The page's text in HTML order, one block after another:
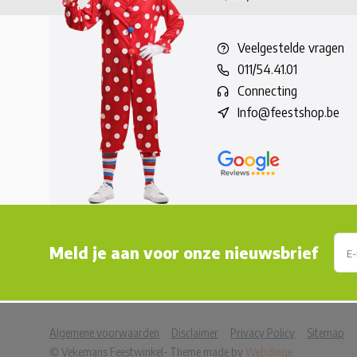
Veelgestelde vragen
011/54.41.01
Connecting
Info@feestshop.be
Meld je aan voor onze nieuwsbrief
Algemene voorwaarden Disclaimer Privacy Policy
Sitemap
© Vekemans Feestwinkel- Theme made by Webdinge
Wij slaan cookies op om onze website te verbeteren.